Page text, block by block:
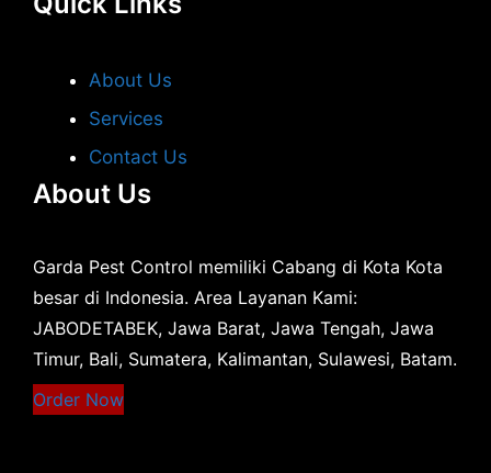
About Us
Services
Contact Us
About Us
Garda Pest Control memiliki Cabang di Kota Kota
besar di Indonesia. Area Layanan Kami:
JABODETABEK, Jawa Barat, Jawa Tengah, Jawa
Timur, Bali, Sumatera, Kalimantan, Sulawesi, Batam.
Order Now